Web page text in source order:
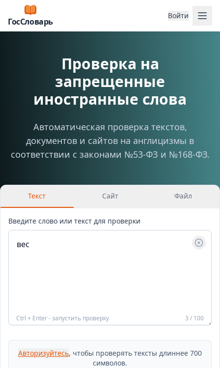
ГосСловарь
Войти
Проверка на
запрещенные
иностранные слова
Автоматическая проверка текстов,
документов и сайтов на англицизмы в
соответствии с законами №53-ФЗ и №168-ФЗ.
Текст Сайт Файл
Введите слово или текст для проверки
Ctrl + Enter - запустить проверку 3 / 100
Авторизуйтесь, чтобы проверять тексты длиннее 700
символов.